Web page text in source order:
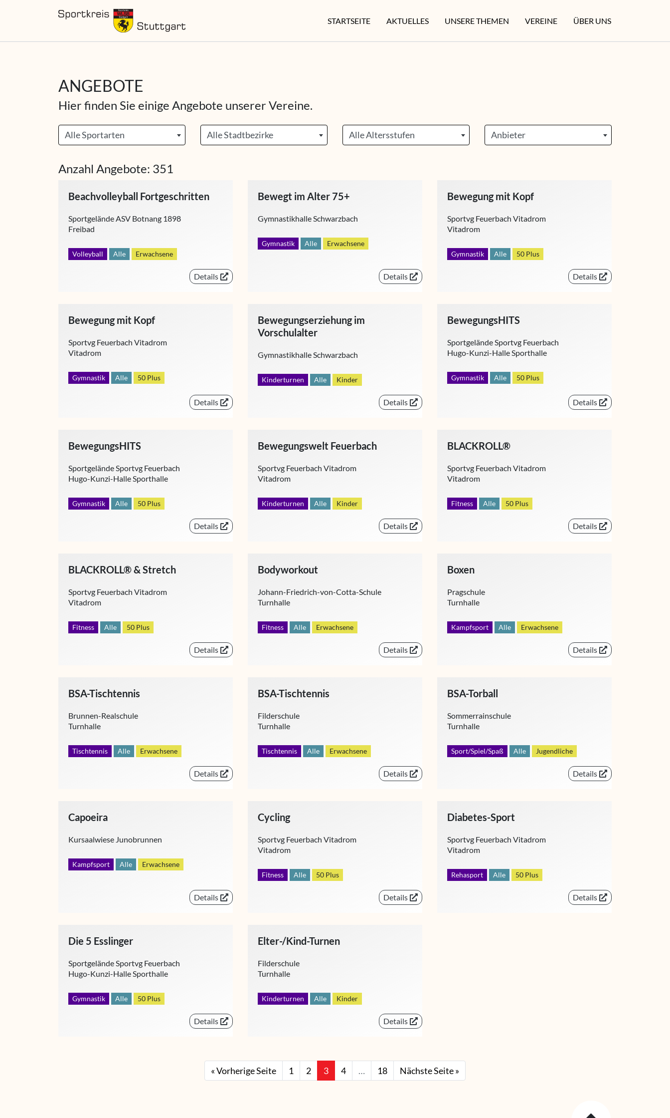
STARTSEITE AKTUELLES UNSERE THEMEN VEREINE ÜBER UNS
ANGEBOTE
Hier finden Sie einige Angebote unserer Vereine.
Alle Sportarten Alle Stadtbezirke Alle Altersstufen Anbieter
Anzahl Angebote: 351
Beachvolleyball Fortgeschritten
Sportgelände ASV Botnang 1898
Freibad
Volleyball Alle Erwachsene
Details
Bewegt im Alter 75+
Gymnastikhalle Schwarzbach
Gymnastik Alle Erwachsene
Details
Bewegung mit Kopf
Sportvg Feuerbach Vitadrom
Vitadrom
Gymnastik Alle 50 Plus
Details
Bewegung mit Kopf
Sportvg Feuerbach Vitadrom
Vitadrom
Gymnastik Alle 50 Plus
Details
Bewegungserziehung im
Vorschulalter
Gymnastikhalle Schwarzbach
Kinderturnen Alle Kinder
Details
BewegungsHITS
Sportgelände Sportvg Feuerbach
Hugo-Kunzi-Halle Sporthalle
Gymnastik Alle 50 Plus
Details
BewegungsHITS
Sportgelände Sportvg Feuerbach
Hugo-Kunzi-Halle Sporthalle
Gymnastik Alle 50 Plus
Details
Bewegungswelt Feuerbach
Sportvg Feuerbach Vitadrom
Vitadrom
Kinderturnen Alle Kinder
Details
BLACKROLL®
Sportvg Feuerbach Vitadrom
Vitadrom
Fitness Alle 50 Plus
Details
BLACKROLL® & Stretch
Sportvg Feuerbach Vitadrom
Vitadrom
Fitness Alle 50 Plus
Details
Bodyworkout
Johann-Friedrich-von-Cotta-Schule
Turnhalle
Fitness Alle Erwachsene
Details
Boxen
Pragschule
Turnhalle
Kampfsport Alle Erwachsene
Details
BSA-Tischtennis
Brunnen-Realschule
Turnhalle
Tischtennis Alle Erwachsene
Details
BSA-Tischtennis
Filderschule
Turnhalle
Tischtennis Alle Erwachsene
Details
BSA-Torball
Sommerrainschule
Turnhalle
Sport/Spiel/Spaß Alle Jugendliche
Details
Capoeira
Kursaalwiese Junobrunnen
Kampfsport Alle Erwachsene
Details
Cycling
Sportvg Feuerbach Vitadrom
Vitadrom
Fitness Alle 50 Plus
Details
Diabetes-Sport
Sportvg Feuerbach Vitadrom
Vitadrom
Rehasport Alle 50 Plus
Details
Die 5 Esslinger
Sportgelände Sportvg Feuerbach
Hugo-Kunzi-Halle Sporthalle
Gymnastik Alle 50 Plus
Details
Elter-/Kind-Turnen
Filderschule
Turnhalle
Kinderturnen Alle Kinder
Details
« Vorherige Seite 1 2 3 4 … 18 Nächste Seite »